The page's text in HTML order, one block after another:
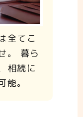
全てこ
。 暮ら
相続に
。